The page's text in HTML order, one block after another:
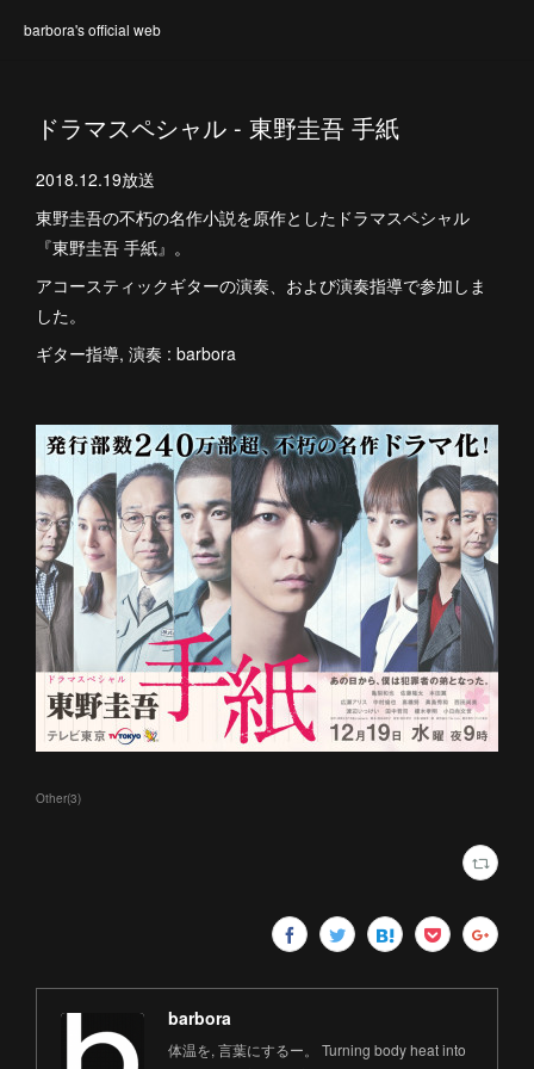
barbora's official web
ドラマスペシャル - 東野圭吾 手紙
2018.12.19放送
東野圭吾の不朽の名作小説を原作としたドラマスペシャル
『東野圭吾 手紙』。
アコースティックギターの演奏、および演奏指導で参加しま
した。
ギター指導, 演奏 : barbora
Other(3)
barbora
体温を, 言葉にするー。 Turning body heat into